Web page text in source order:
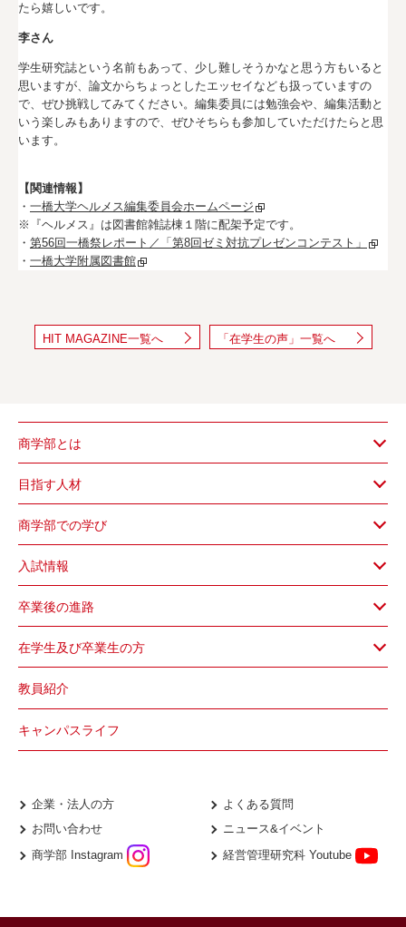
たら嬉しいです。
李さん
学生研究誌という名前もあって、少し難しそうかなと思う方もいると
思いますが、論文からちょっとしたエッセイなども扱っていますの
で、ぜひ挑戦してみてください。編集委員には勉強会や、編集活動と
いう楽しみもありますので、ぜひそちらも参加していただけたらと思
います。
【関連情報】
・ 一橋大学ヘルメス編集委員会ホームページ
※『ヘルメス』は図書館雑誌棟１階に配架予定です。
・ 第56回一橋祭レポート／「第8回ゼミ対抗プレゼンコンテスト」
・ 一橋大学附属図書館
HIT MAGAZINE一覧へ 「在学生の声」一覧へ
商学部とは
目指す人材
商学部での学び
入試情報
卒業後の進路
在学生及び卒業生の方
教員紹介
キャンパスライフ
企業・法人の方
よくある質問
お問い合わせ
ニュース&イベント
商学部 Instagram
経営管理研究科 Youtube